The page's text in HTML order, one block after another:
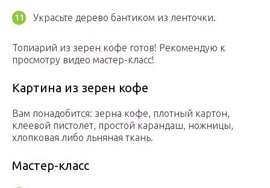
Украсьте дерево бантиком из ленточки.
Топиарий из зерен кофе готов! Рекомендую к
просмотру видео мастер-класс!
Картина из зерен кофе
Вам понадобится: зерна кофе, плотный картон,
клеевой пистолет, простой карандаш, ножницы,
хлопковая либо льняная ткань.
Мастер-класс